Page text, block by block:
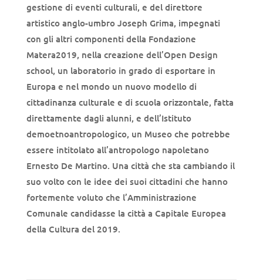
gestione di eventi culturali, e del direttore
artistico anglo-umbro Joseph Grima, impegnati
con gli altri componenti della Fondazione
Matera2019, nella creazione dell’Open Design
school, un laboratorio in grado di esportare in
Europa e nel mondo un nuovo modello di
cittadinanza culturale e di scuola orizzontale, fatta
direttamente dagli alunni, e dell’Istituto
demoetnoantropologico, un Museo che potrebbe
essere intitolato all’antropologo napoletano
Ernesto De Martino. Una città che sta cambiando il
suo volto con le idee dei suoi cittadini che hanno
fortemente voluto che l’Amministrazione
Comunale candidasse la città a Capitale Europea
della Cultura del 2019.